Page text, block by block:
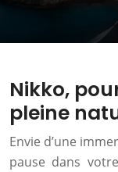
Nikko,
pleine
Envie d’une
pause dans